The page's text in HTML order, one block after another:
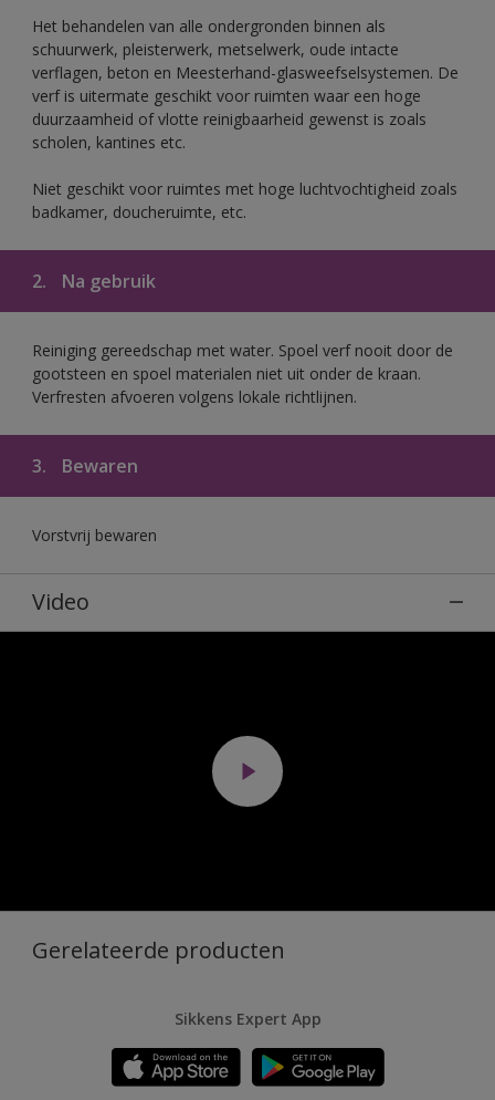
Het behandelen van alle ondergronden binnen als
schuurwerk, pleisterwerk, metselwerk, oude intacte
verflagen, beton en Meesterhand-glasweefselsystemen. De
verf is uitermate geschikt voor ruimten waar een hoge
duurzaamheid of vlotte reinigbaarheid gewenst is zoals
scholen, kantines etc.
Niet geschikt voor ruimtes met hoge luchtvochtigheid zoals
badkamer, doucheruimte, etc.
2. Na gebruik
Reiniging gereedschap met water. Spoel verf nooit door de
gootsteen en spoel materialen niet uit onder de kraan.
Verfresten afvoeren volgens lokale richtlijnen.
3. Bewaren
Vorstvrij bewaren
Video
Gerelateerde producten
Sikkens Expert App